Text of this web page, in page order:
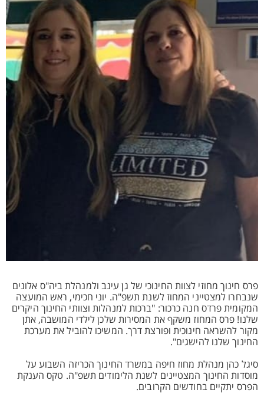
פרס חינוך מחוזי לצוות החינוכי של גן עינב ולמנהלת ביה"ס אלונים
שנבחרו למצטייני המחוז לשנת תשפ"ה. יוני חכימי, ראש המועצה
המקומית פרדס חנה כרכור: "ברכות למנהלות וצוותי החינוך היקרים
שלנו! פרס המחוז משקף את המסירות שלכן לילדי המושבה, אתן
מקור להשראה חינוכית ופורצת דרך. המשיכו להוביל את מערכת
החינוך שלנו להישגים".
סיגל כהן מנהלת מחוז חיפה במשרד החינוך הכריזה השבוע על
מוסדות החינוך המצטיינים לשנת הלימודים תשפ"ה. טקס הענקת
הפרס יתקיים בחודשים הקרובים.